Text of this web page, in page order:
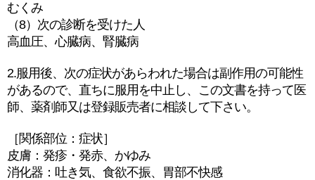
むくみ
（8）次の診断を受けた人
高血圧、心臓病、腎臓病
2.服用後、次の症状があらわれた場合は副作用の可能性
があるので、直ちに服用を中止し、この文書を持って医
師、薬剤師又は登録販売者に相談して下さい。
［関係部位：症状］
皮膚：発疹・発赤、かゆみ
消化器：吐き気、食欲不振、胃部不快感